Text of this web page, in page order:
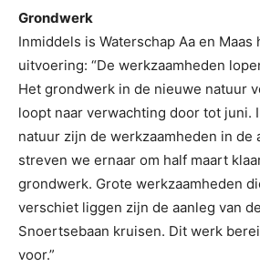
Grondwerk
Inmiddels is Waterschap Aa en
uitvoering: “De werkzaamheden
Het grondwerk in de nieuwe natuur
loopt naar verwachting door tot juni.
natuur zijn de werkzaamheden in de
streven we ernaar om half maart
grondwerk. Grote werkzaamheden
verschiet liggen zijn de aanleg van
Snoertsebaan kruisen. Dit werk
voor.”